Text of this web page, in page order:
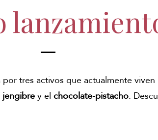
tres activos que actualmente
jengibrey elchocolate-pistacho.